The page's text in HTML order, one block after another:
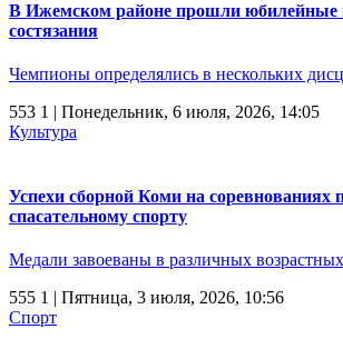
В Ижемском районе прошли юбилейные
состязания
Чемпионы определялись в нескольких
553 1 | Понедельник, 6 июля, 2026, 14:05
Культура
Успехи сборной Коми на соревнованиях
спасательному спорту
Медали завоеваны в различных
555 1 | Пятница, 3 июля, 2026, 10:56
Спорт